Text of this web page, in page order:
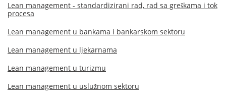
Lean management - standardizirani rad, rad sa greškama i tok
procesa
Lean management u bankama i bankarskom sektoru
Lean management u ljekarnama
Lean management u turizmu
Lean management u uslužnom sektoru